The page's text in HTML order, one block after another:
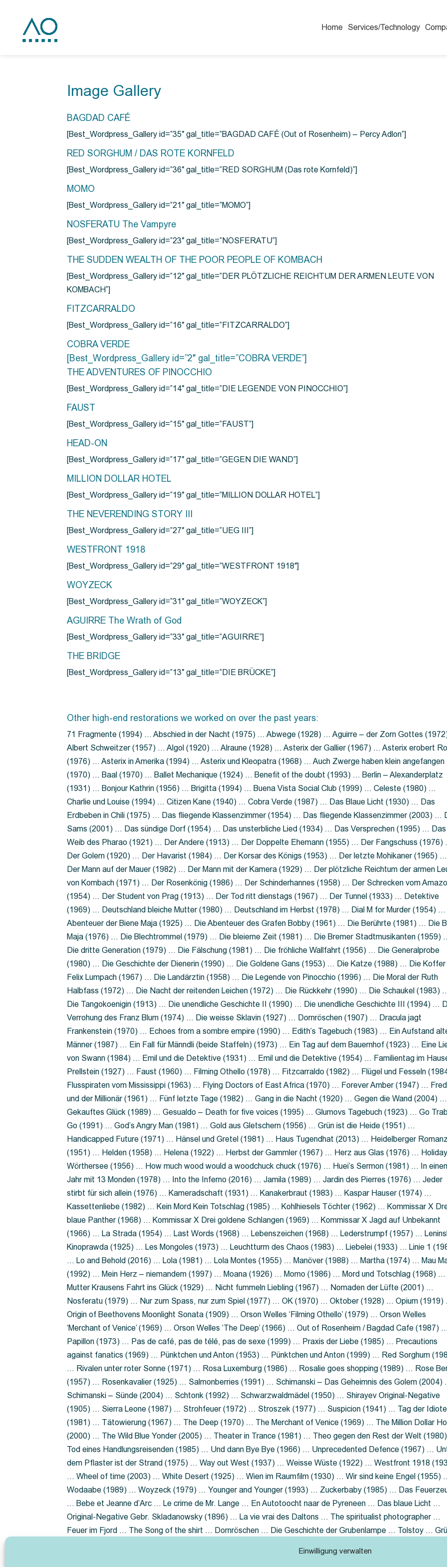
Einwilligung verwalten
Home Services/Technology
Image Gallery
BAGDAD CAFÉ
[Best_Wordpress_Gallery id=”35″ gal_title=”BAGDAD CAFÉ (Out of Rosenheim) – Percy Adlon”]
RED SORGHUM / DAS ROTE KORNFELD
[Best_Wordpress_Gallery id=”36″ gal_title=”RED SORGHUM (Das rote Kornfeld)”]
MOMO
[Best_Wordpress_Gallery id=”21″ gal_title=”MOMO”]
NOSFERATU The Vampyre
[Best_Wordpress_Gallery id=”23″ gal_title=”NOSFERATU”]
THE SUDDEN WEALTH OF THE POOR PEOPLE OF KOMBACH
[Best_Wordpress_Gallery id=”12″ gal_title=”DER PLÖTZLICHE REICHTUM DER ARMEN LEUTE VON
KOMBACH”]
FITZCARRALDO
[Best_Wordpress_Gallery id=”16″ gal_title=”FITZCARRALDO”]
COBRA VERDE
[Best_Wordpress_Gallery id=”2″ gal_title=”COBRA VERDE”]
THE ADVENTURES OF PINOCCHIO
[Best_Wordpress_Gallery id=”14″ gal_title=”DIE LEGENDE VON PINOCCHIO”]
FAUST
[Best_Wordpress_Gallery id=”15″ gal_title=”FAUST”]
HEAD-ON
[Best_Wordpress_Gallery id=”17″ gal_title=”GEGEN DIE WAND”]
MILLION DOLLAR HOTEL
[Best_Wordpress_Gallery id=”19″ gal_title=”MILLION DOLLAR HOTEL”]
THE NEVERENDING STORY III
[Best_Wordpress_Gallery id=”27″ gal_title=”UEG III”]
WESTFRONT 1918
[Best_Wordpress_Gallery id=”29″ gal_title=”WESTFRONT 1918″]
WOYZECK
[Best_Wordpress_Gallery id=”31″ gal_title=”WOYZECK”]
AGUIRRE The Wrath of God
[Best_Wordpress_Gallery id=”33″ gal_title=”AGUIRRE”]
THE BRIDGE
[Best_Wordpress_Gallery id=”13″ gal_title=”DIE BRÜCKE”]
Other high-end restorations we worked on over the past years:
71 Fragmente (1994) … Abschied in der Nacht (1975) … Abwege (1928) … Aguirre – der Zorn Gottes
Albert Schweitzer (1957) … Algol (1920) … Alraune (1928) … Asterix der Gallier (1967) … Asterix erobert
(1976) … Asterix in Amerika (1994) … Asterix und Kleopatra (1968) … Auch Zwerge haben klein angefangen
(1970) … Baal (1970) … Ballet Mechanique (1924) … Benefit of the doubt (1993) … Berlin – Alexanderplatz
(1931) … Bonjour Kathrin (1956) … Brigitta (1994) … Buena Vista Social Club (1999) … Celeste (1980) …
Charlie und Louise (1994) … Citizen Kane (1940) … Cobra Verde (1987) … Das Blaue Licht (1930) … Das
Erdbeben in Chili (1975) … Das fliegende Klassenzimmer (1954) … Das fliegende Klassenzimmer (2003) …
Sams (2001) … Das sündige Dorf (1954) … Das unsterbliche Lied (1934) … Das Versprechen (1995) … Das
Weib des Pharao (1921) … Der Andere (1913) … Der Doppelte Ehemann (1955) … Der Fangschuss (1976)
Der Golem (1920) … Der Havarist (1984) … Der Korsar des Königs (1953) … Der letzte Mohikaner (1965) …
Der Mann auf der Mauer (1982) … Der Mann mit der Kamera (1929) … Der plötzliche Reichtum der armen
von Kombach (1971) … Der Rosenkönig (1986) … Der Schinderhannes (1958) … Der Schrecken vom
(1954) … Der Student von Prag (1913) … Der Tod ritt dienstags (1967) … Der Tunnel (1933) … Detektive
(1969) … Deutschland bleiche Mutter (1980) … Deutschland im Herbst (1978) … Dial M for Murder (1954) …
Abenteuer der Biene Maja (1925) … Die Abenteuer des Grafen Bobby (1961) … Die Berührte (1981) … Die
Maja (1976) … Die Blechtrommel (1979) … Die bleierne Zeit (1981) … Die Bremer Stadtmusikanten (1959)
Die dritte Generation (1979) … Die Fälschung (1981) … Die fröhliche Wallfahrt (1956) … Die Generalprobe
(1980) … Die Geschichte der Dienerin (1990) … Die Goldene Gans (1953) … Die Katze (1988) … Die Koffer
Felix Lumpach (1967) … Die Landärztin (1958) … Die Legende von Pinocchio (1996) … Die Moral der Ruth
Halbfass (1972) … Die Nacht der reitenden Leichen (1972) … Die Rückkehr (1990) … Die Schaukel (1983)
Die Tangokoenigin (1913) … Die unendliche Geschichte II (1990) … Die unendliche Geschichte III (1994) …
Verrohung des Franz Blum (1974) … Die weisse Sklavin (1927) … Dornröschen (1907) … Dracula jagt
Frankenstein (1970) … Echoes from a sombre empire (1990) … Edith’s Tagebuch (1983) … Ein Aufstand
Männer (1987) … Ein Fall für Männdli (beide Staffeln) (1973) … Ein Tag auf dem Bauernhof (1923) … Eine
von Swann (1984) … Emil und die Detektive (1931) … Emil und die Detektive (1954) … Familientag im
Prellstein (1927) … Faust (1960) … Filming Othello (1978) … Fitzcarraldo (1982) … Flügel und Fesseln
Flusspiraten vom Mississippi (1963) … Flying Doctors of East Africa (1970) … Forever Amber (1947) …
und der Millionär (1961) … Fünf letzte Tage (1982) … Gang in die Nacht (1920) … Gegen die Wand (2004) …
Gekauftes Glück (1989) … Gesualdo – Death for five voices (1995) … Glumovs Tagebuch (1923) … Go
Go (1991) … God’s Angry Man (1981) … Gold aus Gletschern (1956) … Grün ist die Heide (1951) …
Handicapped Future (1971) … Hänsel und Gretel (1981) … Haus Tugendhat (2013) … Heidelberger
(1951) … Helden (1958) … Helena (1922) … Herbst der Gammler (1967) … Herz aus Glas (1976) …
Wörthersee (1956) … How much wood would a woodchuck chuck (1976) … Huei’s Sermon (1981) … In
Jahr mit 13 Monden (1978) … Into the Inferno (2016) … Jamila (1989) … Jardin des Pierres (1976) … Jeder
stirbt für sich allein (1976) … Kameradschaft (1931) … Kanakerbraut (1983) … Kaspar Hauser (1974) …
Kassettenliebe (1982) … Kein Mord Kein Totschlag (1985) … Kohlhiesels Töchter (1962) … Kommissar X
blaue Panther (1968) … Kommissar X Drei goldene Schlangen (1969) … Kommissar X Jagd auf Unbekannt
(1966) … La Strada (1954) … Last Words (1968) … Lebenszeichen (1968) … Lederstrumpf (1957) …
Kinoprawda (1925) … Les Mongoles (1973) … Leuchtturm des Chaos (1983) … Liebelei (1933) … Linie 1
… Lo and Behold (2016) … Lola (1981) … Lola Montes (1955) … Manöver (1988) … Martha (1974) … Mau
(1992) … Mein Herz – niemandem (1997) … Moana (1926) … Momo (1986) … Mord und Totschlag (1968) …
Mutter Krausens Fahrt ins Glück (1929) … Nicht fummeln Liebling (1967) … Nomaden der Lüfte (2001) …
Nosferatu (1979) … Nur zum Spass, nur zum Spiel (1977) … OK (1970) … Oktober (1928) … Opium (1919)
Origin of Beethovens Moonlight Sonata (1909) … Orson Welles ‘Filming Othello’ (1979) … Orson Welles
‘Merchant of Venice’ (1969) … Orson Welles ‘The Deep’ (1966) … Out of Rosenheim / Bagdad Cafe (1987) …
Papillon (1973) … Pas de café, pas de télé, pas de sexe (1999) … Praxis der Liebe (1985) … Precautions
against fanatics (1969) … Pünktchen und Anton (1953) … Pünktchen und Anton (1999) … Red Sorghum
… Rivalen unter roter Sonne (1971) … Rosa Luxemburg (1986) … Rosalie goes shopping (1989) … Rose
(1957) … Rosenkavalier (1925) … Salmonberries (1991) … Schimanski – Das Geheimnis des Golem (2004)
Schimanski – Sünde (2004) … Schtonk (1992) … Schwarzwaldmädel (1950) … Shirayev Original-Negative
(1905) … Sierra Leone (1987) … Strohfeuer (1972) … Stroszek (1977) … Suspicion (1941) … Tag der
(1981) … Tätowierung (1967) … The Deep (1970) … The Merchant of Venice (1969) … The Million Dollar
(2000) … The Wild Blue Yonder (2005) … Theater in Trance (1981) … Theo gegen den Rest der Welt
Tod eines Handlungsreisenden (1985) … Und dann Bye Bye (1966) … Unprecedented Defence (1967) …
dem Pflaster ist der Strand (1975) … Way out West (1937) … Weisse Wüste (1922) … Westfront 1918
… Wheel of time (2003) … White Desert (1925) … Wien im Raumfilm (1930) … Wir sind keine Engel (1955)
Wodaabe (1989) … Woyzeck (1979) … Younger and Younger (1993) … Zuckerbaby (1985) … Das
… Bebe et Jeanne d’Arc … Le crime de Mr. Lange … En Autotoocht naar de Pyreneen … Das blaue Licht …
Original-Negative Gebr. Skladanowsky (1896) … La vie vrai des Daltons … The spiritualist photographer …
Feuer im Fjord … The Song of the shirt … Dornröschen … Die Geschichte der Grubenlampe … Tolstoy …